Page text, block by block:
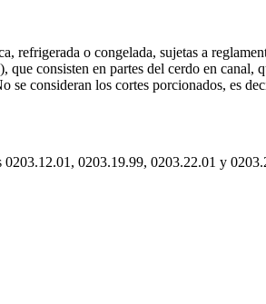
refrigerada o congelada, sujetas a
que consisten en partes del cerdo en canal,
se consideran los cortes porcionados, es
0203.12.01, 0203.19.99, 0203.22.01 y